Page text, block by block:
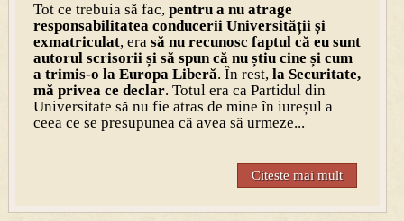
Tot ce trebuia să fac,pentru a nu atrage
responsabilitatea conducerii Universității și
exmatriculat, era să nu recunosc faptul că eu sunt
autorul scrisorii și să spun că nu știu cine și cum
a trimis-o la Europa Liberă. În rest, la Securitate,
mă privea ce declar. Totul era ca Partidul din
Universitate să nu fie atras de mine în iureșul a
ceea ce se presupunea că avea să urmeze...
Citeste mai mult